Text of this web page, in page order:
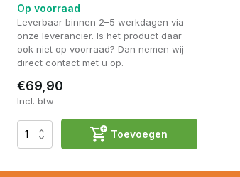
Op voorraad
Leverbaar binnen 2–5 werkdagen via
onze leverancier. Is het product daar
ook niet op voorraad? Dan nemen wij
direct contact met u op.
€69,90
Incl. btw
Toevoegen